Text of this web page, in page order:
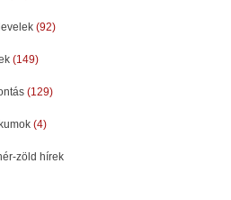
(92)
(149)
(129)
(4)
zöld hírek